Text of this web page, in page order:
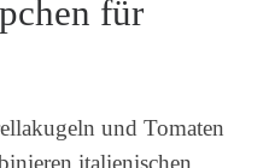
für
und Tomaten
italienischen